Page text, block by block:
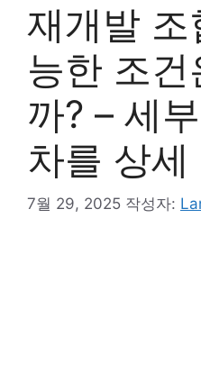
재개발
능한 조건
까? – 세
차를 상세
7월 29, 2025 작성자: